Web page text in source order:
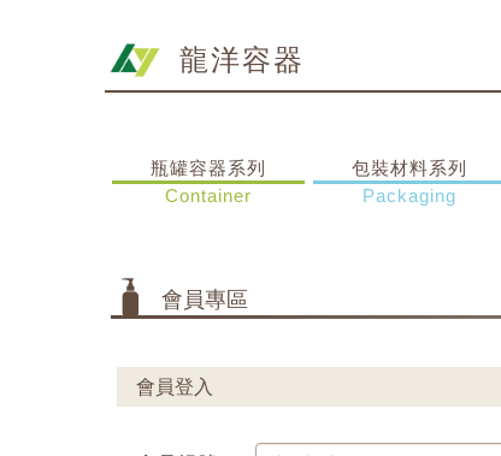
龍洋容器
瓶罐容器系列
Container
包裝材料系列
Packaging
會員專區
會員登入